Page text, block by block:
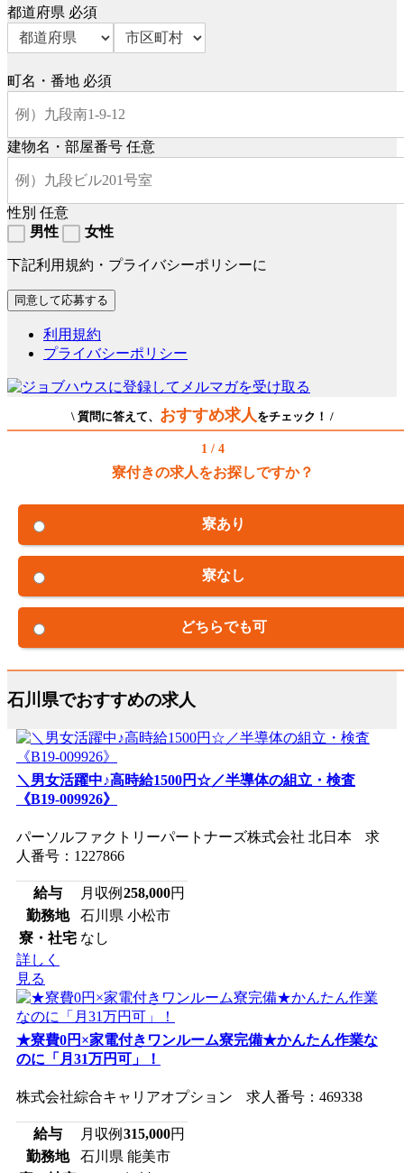
都道府県 必須
町名・番地 必須
建物名・部屋番号 任意
性別 任意
男性
女性
下記利用規約・プライバシーポリシーに
利用規約
プライバシーポリシー
\ 質問に答えて、 おすすめ求人をチェック！ /
1 / 4
寮付きの求人をお探しですか？
寮あり
寮なし
どちらでも可
石川県でおすすめの求人
＼男女活躍中♪高時給1500円☆／半導体の組立・検査
《B19-009926》
パーソルファクトリーパートナーズ株式会社 北日本 求
人番号：1227866
給与 月収例 258,000円
勤務地
石川県 小松市
寮・社宅 なし
詳しく
見る
★寮費0円×家電付きワンルーム寮完備★かんたん作業な
のに「月31万円可」！
株式会社綜合キャリアオプション 求人番号：469338
給与 月収例 315,000円
勤務地
石川県 能美市